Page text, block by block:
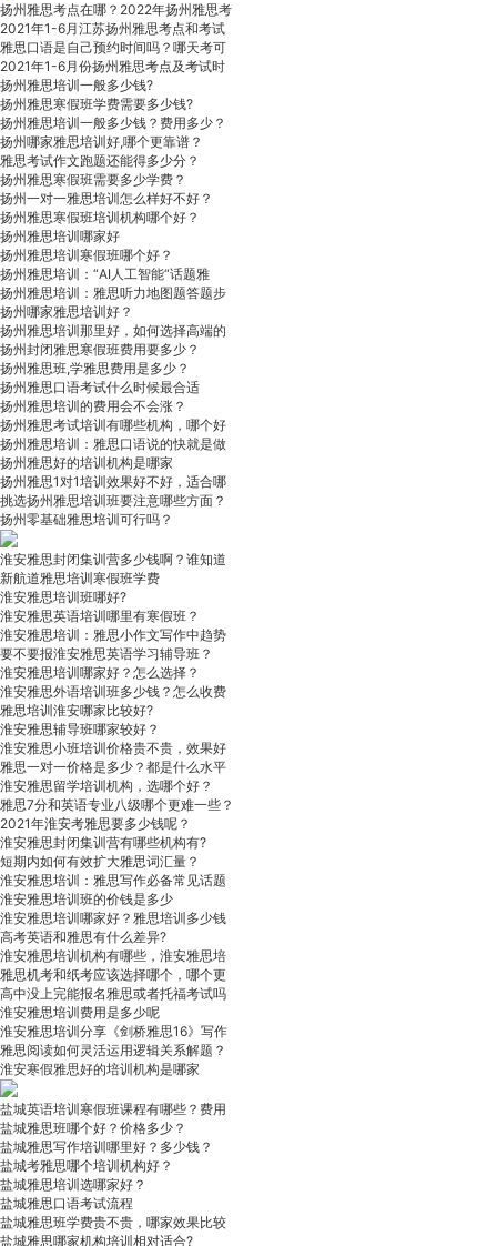
扬州雅思考点在哪？2022年扬州雅思考
2021年1-6月江苏扬州雅思考点和考试
雅思口语是自己预约时间吗？哪天考可
2021年1-6月份扬州雅思考点及考试时
扬州雅思培训一般多少钱?
扬州雅思寒假班学费需要多少钱?
扬州雅思培训一般多少钱？费用多少？
扬州哪家雅思培训好,哪个更靠谱？
雅思考试作文跑题还能得多少分？
扬州雅思寒假班需要多少学费？
扬州一对一雅思培训怎么样好不好？
扬州雅思寒假班培训机构哪个好？
扬州雅思培训哪家好
扬州雅思培训寒假班哪个好？
扬州雅思培训：“AI人工智能“话题雅
扬州雅思培训：雅思听力地图题答题步
扬州哪家雅思培训好？
扬州雅思培训那里好，如何选择高端的
扬州封闭雅思寒假班费用要多少？
扬州雅思班,学雅思费用是多少？
扬州雅思口语考试什么时候最合适
扬州雅思培训的费用会不会涨？
扬州雅思考试培训有哪些机构，哪个好
扬州雅思培训：雅思口语说的快就是做
扬州雅思好的培训机构是哪家
扬州雅思1对1培训效果好不好，适合哪
挑选扬州雅思培训班要注意哪些方面？
扬州零基础雅思培训可行吗？
淮安雅思封闭集训营多少钱啊？谁知道
新航道雅思培训寒假班学费
淮安雅思培训班哪好?
淮安雅思英语培训哪里有寒假班？
淮安雅思培训：雅思小作文写作中趋势
要不要报淮安雅思英语学习辅导班？
淮安雅思培训哪家好？怎么选择？
淮安雅思外语培训班多少钱？怎么收费
雅思培训淮安哪家比较好?
淮安雅思辅导班哪家较好？
淮安雅思小班培训价格贵不贵，效果好
雅思一对一价格是多少？都是什么水平
淮安雅思留学培训机构，选哪个好？
雅思7分和英语专业八级哪个更难一些？
2021年淮安考雅思要多少钱呢？
淮安雅思封闭集训营有哪些机构有?
短期内如何有效扩大雅思词汇量？
淮安雅思培训：雅思写作必备常见话题
淮安雅思培训班的价钱是多少
淮安雅思培训哪家好？雅思培训多少钱
高考英语和雅思有什么差异?
淮安雅思培训机构有哪些，淮安雅思培
雅思机考和纸考应该选择哪个，哪个更
高中没上完能报名雅思或者托福考试吗
淮安雅思培训费用是多少呢
淮安雅思培训分享《剑桥雅思16》写作
雅思阅读如何灵活运用逻辑关系解题？
淮安寒假雅思好的培训机构是哪家
盐城英语培训寒假班课程有哪些？费用
盐城雅思班哪个好？价格多少？
盐城雅思写作培训哪里好？多少钱？
盐城考雅思哪个培训机构好？
盐城雅思培训选哪家好？
盐城雅思口语考试流程
盐城雅思班学费贵不贵，哪家效果比较
盐城雅思哪家机构培训相对适合?